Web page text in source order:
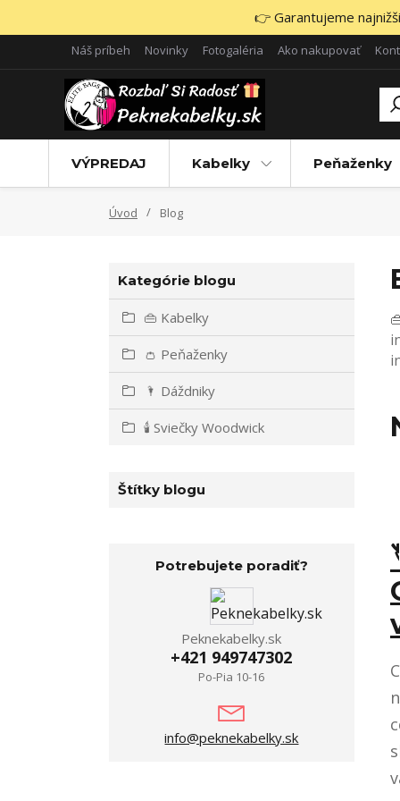
👉 Garantujeme
Náš príbeh Novinky Fotogaléria Ako nakupovať
VÝPREDAJ Kabelky Peňaženky
Úvod Blog
Kategórie blogu
👜 Kabelky
👛 Peňaženky
🌂 Dáždniky
🕯️ Sviečky Woodwick
Štítky blogu
Potrebujete poradiť?
Peknekabelky.sk
+421 949747302
Po-Pia 10-16
info@peknekabelky.sk